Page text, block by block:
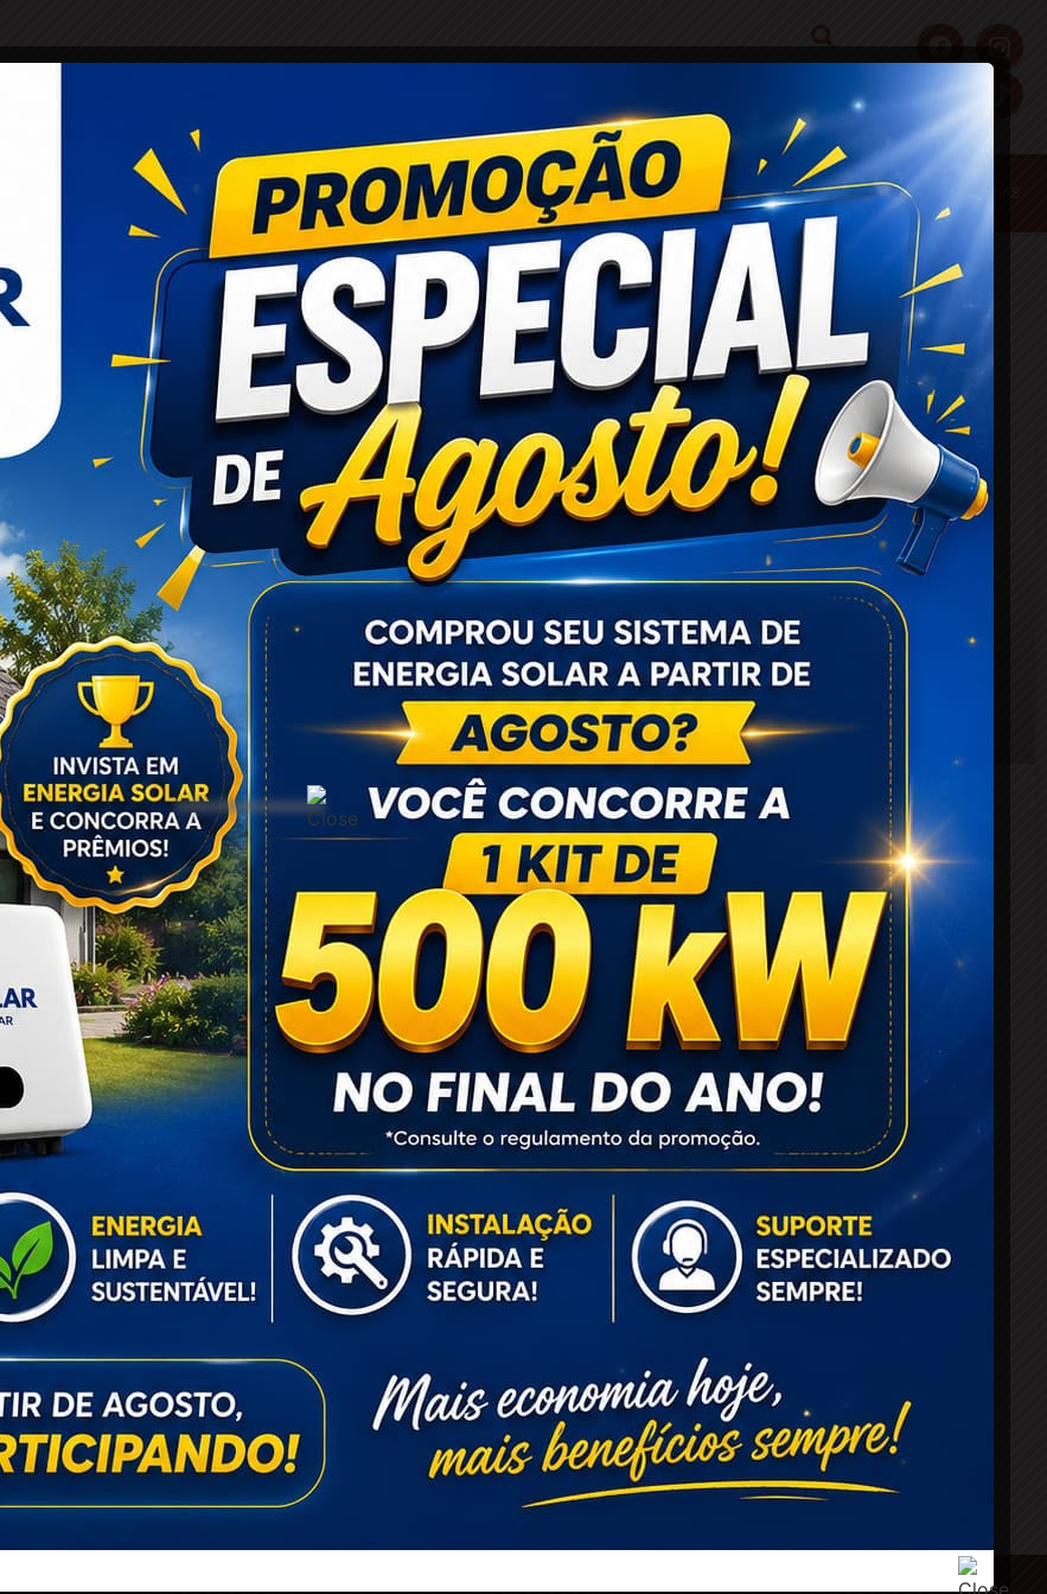
ENTRETERIMENTO E CULTURA ESPORTES FAMOSOS POLICIA POLITICA REGIÃO SAÚDE ULTIMAS NOTICIAS
“Ansiedade” é a eleita a palavra do ano
no Brasil em 2024
6 de dezembro de 2024
CAPS de Coité realiza 350
atendimentos semanais e tem mais de
5 mil pacientes cadastrados: “Um
aumento expressivo”
22 de novembro de 2024
EDITORIAS
HOME ACIDENTES
CONCURSOS E EMPREGO
ENTRETERIMENTO E CULTURA
ESPORTES
FAMOSOS POLICIA
POLITICA
SAÚDE
ULTIMAS NOTICIAS
SIGA-NOS